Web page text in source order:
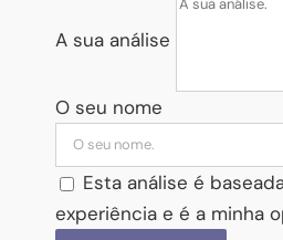
A sua análise
O seu nome
Esta análise é
experiência e é a minha